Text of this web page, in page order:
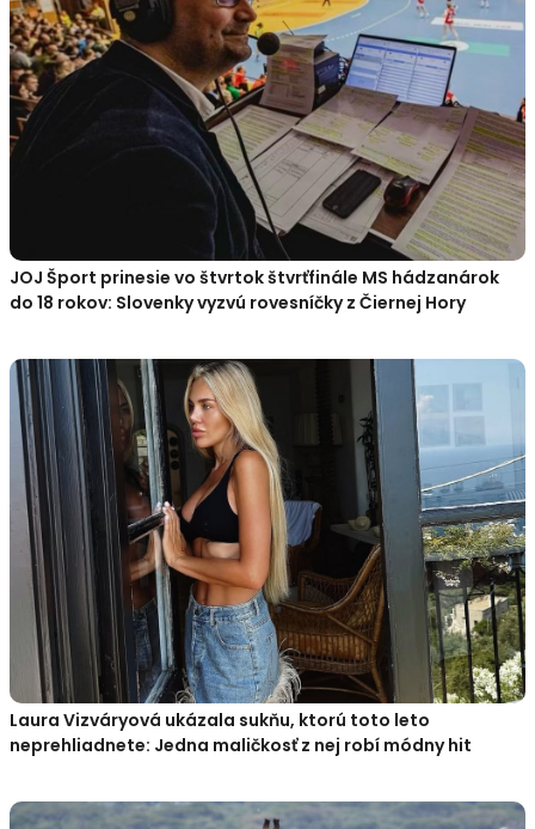
JOJ Šport prinesie vo štvrtok štvrťfinále MS hádzanárok
do 18 rokov: Slovenky vyzvú rovesníčky z Čiernej Hory
Laura Vizváryová ukázala sukňu, ktorú toto leto
neprehliadnete: Jedna maličkosť z nej robí módny hit